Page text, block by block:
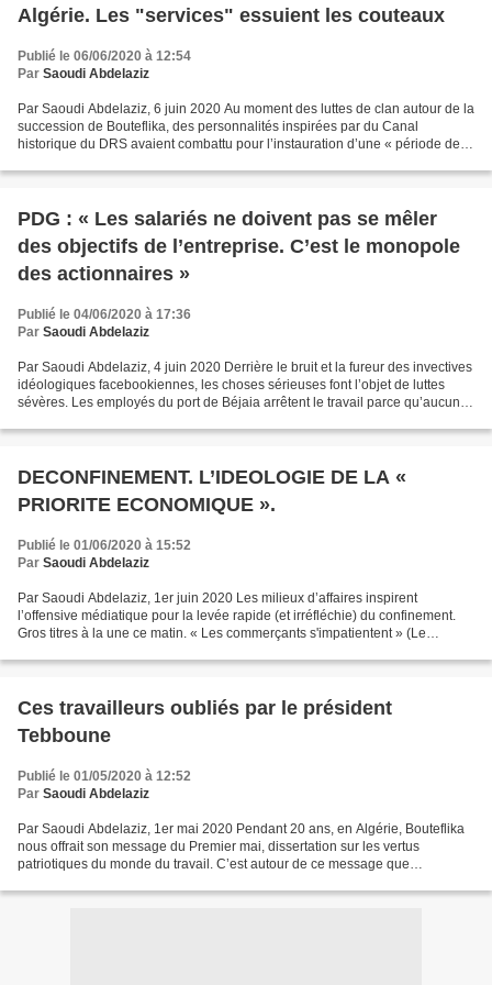
Algérie. Les "services" essuient les couteaux
Publié le 06/06/2020 à 12:54
Par Saoudi Abdelaziz
Par Saoudi Abdelaziz, 6 juin 2020 Au moment des luttes de clan autour de la
succession de Bouteflika, des personnalités inspirées par du Canal
historique du DRS avaient combattu pour l’instauration d’une « période de
PDG : « Les salariés ne doivent pas se mêler
des objectifs de l’entreprise. C’est le monopole
des actionnaires »
Publié le 04/06/2020 à 17:36
Par Saoudi Abdelaziz
Par Saoudi Abdelaziz, 4 juin 2020 Derrière le bruit et la fureur des invectives
idéologiques facebookiennes, les choses sérieuses font l’objet de luttes
sévères. Les employés du port de Béjaia arrêtent le travail parce qu’aucun
DECONFINEMENT. L’IDEOLOGIE DE LA «
PRIORITE ECONOMIQUE ».
Publié le 01/06/2020 à 15:52
Par Saoudi Abdelaziz
Par Saoudi Abdelaziz, 1er juin 2020 Les milieux d’affaires inspirent
l’offensive médiatique pour la levée rapide (et irréfléchie) du confinement.
Gros titres à la une ce matin. « Les commerçants s'impatientent » (Le
Ces travailleurs oubliés par le président
Tebboune
Publié le 01/05/2020 à 12:52
Par Saoudi Abdelaziz
Par Saoudi Abdelaziz, 1er mai 2020 Pendant 20 ans, en Algérie, Bouteflika
nous offrait son message du Premier mai, dissertation sur les vertus
patriotiques du monde du travail. C’est autour de ce message que